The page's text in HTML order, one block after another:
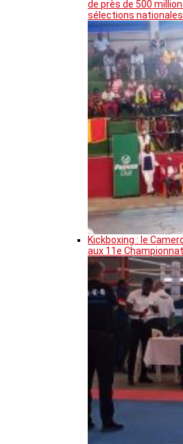
de près de 500
sélections nationales
Kickboxing : le
aux 11e